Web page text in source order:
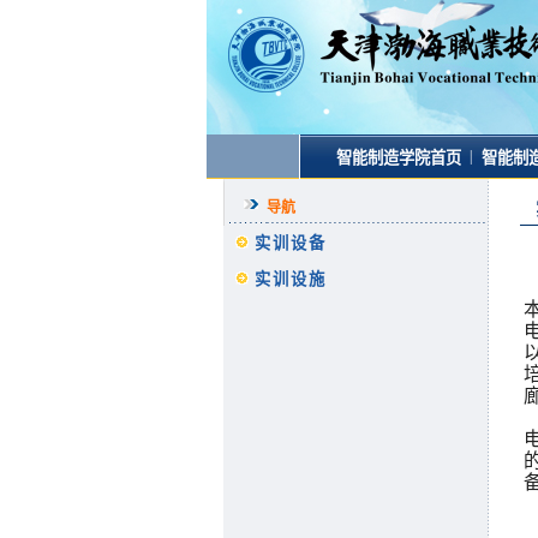
智能制造学院首页 智能制
导航
实训设备
实训设施